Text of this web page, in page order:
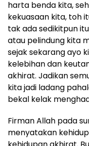
harta benda kita,
kekuasaan kita, toh
tak ada sedikitpun
atau pelindung kita
sejak sekarang ayo
kelebihan dan
akhirat. Jadikan
kita jadi ladang
bekal kelak
Firman Allah pada
menyatakan